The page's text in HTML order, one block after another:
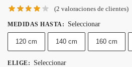
(2 valoraciones de clientes)
MEDIDAS HASTA : Seleccionar
120 cm 140 cm 160 cm
ELIGE: Seleccionar